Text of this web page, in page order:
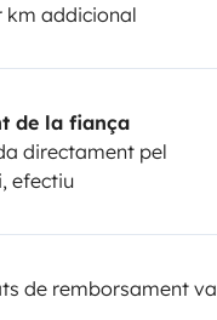
km addicional
de la fiança
directament pel
efectiu
de remborsament